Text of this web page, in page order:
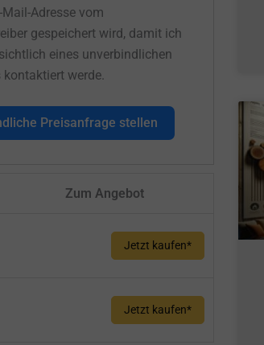
Mail-Adresse vom
gespeichert wird, damit ich
eines unverbindlichen
kontaktiert werde.
Preisanfrage stellen
Zum Angebot
Jetzt kaufen*
Jetzt kaufen*